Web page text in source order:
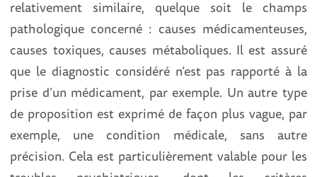
relativement similaire, quelque soit le champs
pathologique concerné : causes médicamenteuses,
causes toxiques, causes métaboliques. Il est assuré
que le diagnostic considéré n’est pas rapporté à la
prise d’un médicament, par exemple. Un autre type
de proposition est exprimé de façon plus vague, par
exemple, une condition médicale, sans autre
précision. Cela est particulièrement valable pour les